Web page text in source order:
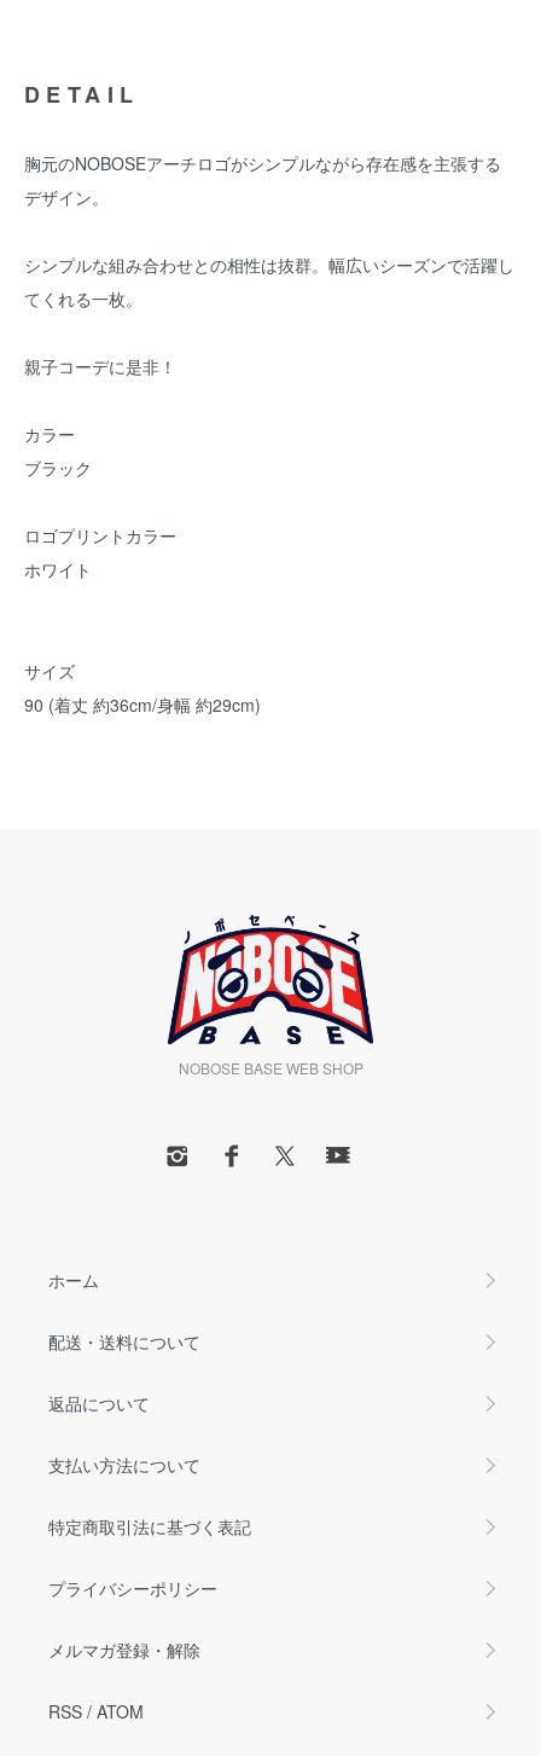
DETAIL
胸元のNOBOSEアーチロゴがシンプルながら存在感を主張する
デザイン。
シンプルな組み合わせとの相性は抜群。幅広いシーズンで活躍し
てくれる一枚。
親子コーデに是非！
カラー
ブラック
ロゴプリントカラー
ホワイト
サイズ
90 (着丈 約36cm/身幅 約29cm)
NOBOSE BASE WEB SHOP
ホーム
配送・送料について
返品について
支払い方法について
特定商取引法に基づく表記
プライバシーポリシー
メルマガ登録・解除
RSS / ATOM